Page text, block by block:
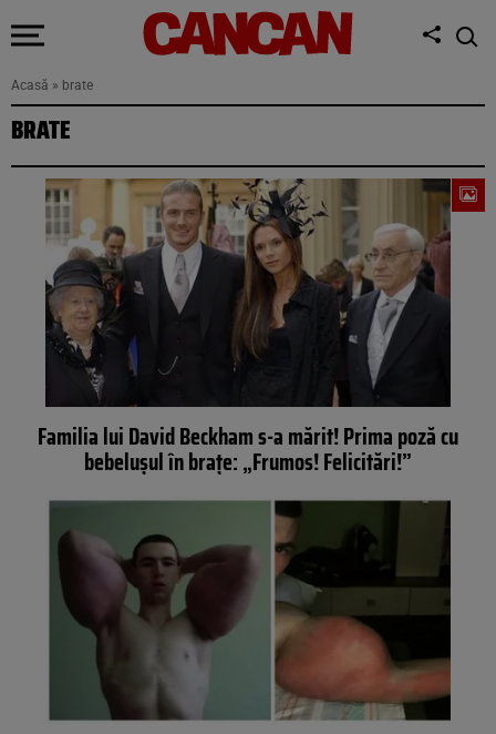
Acasă » brate
BRATE
Familia lui David Beckham s-a mărit! Prima poză cu
bebeluşul în braţe: „Frumos! Felicitări!”